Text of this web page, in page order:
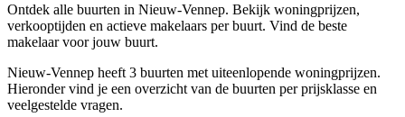
Ontdek alle buurten in Nieuw-Vennep. Bekijk woningprijzen,
verkooptijden en actieve makelaars per buurt. Vind de beste
makelaar voor jouw buurt.
Nieuw-Vennep heeft 3 buurten met uiteenlopende woningprijzen.
Hieronder vind je een overzicht van de buurten per prijsklasse en
veelgestelde vragen.